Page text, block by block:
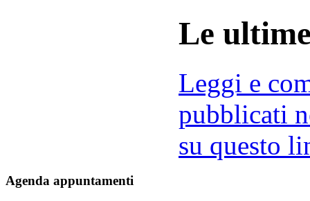
Le
Leggi e
pubblicati
su questo
Agenda appuntamenti